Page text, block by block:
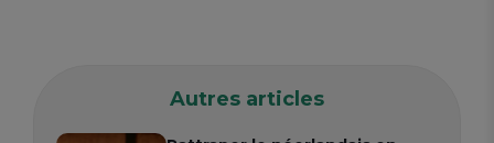
Autres articles